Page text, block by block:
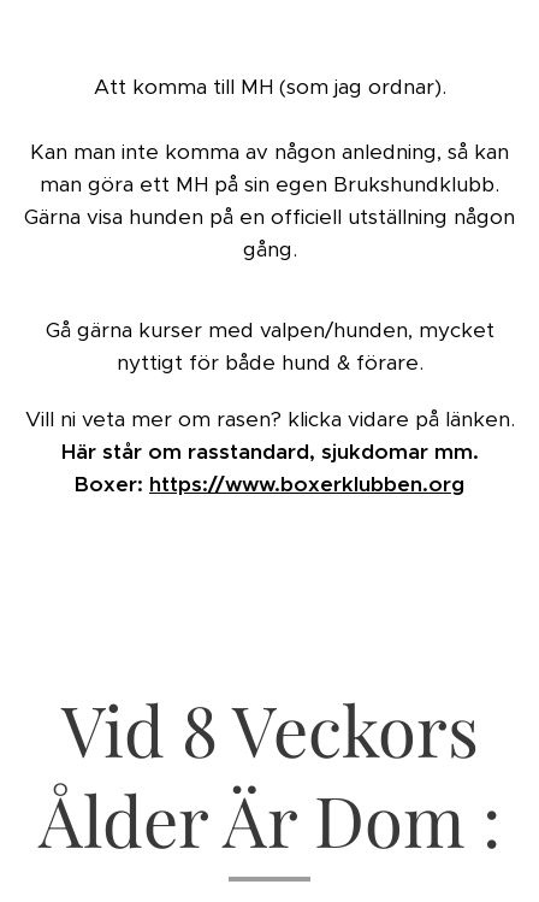
Att komma till MH (som jag ordnar).
Kan man inte komma av någon anledning, så kan
man göra ett MH på sin egen Brukshundklubb.
Gärna visa hunden på en officiell utställning någon
gång.
Gå gärna kurser med valpen/hunden, mycket
nyttigt för både hund & förare.
Vill ni veta mer om rasen? klicka vidare på länken.
Här står om rasstandard, sjukdomar mm.
Boxer: https://www.boxerklubben.org
Vid 8 Veckors
Ålder Är Dom :